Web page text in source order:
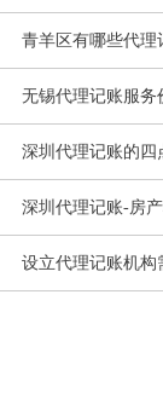
青羊区有哪些代理
无锡代理记账服务
深圳代理记账的四
深圳代理记账-房
设立代理记账机构